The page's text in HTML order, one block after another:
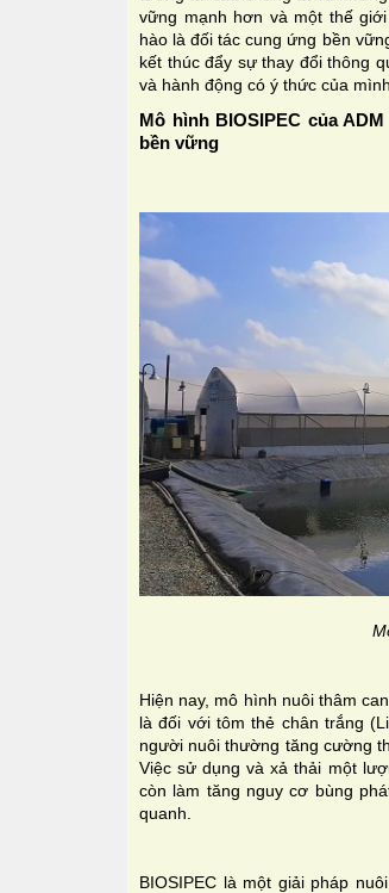
vững mạnh hơn và một thế
hào là đối tác cung ứng bền
kết thúc đẩy sự thay đổi thông
và hành động có ý thức của
Mô hình BIOSIPEC của
bền vững
Hiện nay, mô hình nuôi thâm
là đối với tôm thẻ chân trắng
người nuôi thường tăng cường
Việc sử dụng và xả thải một
còn làm tăng nguy cơ bùng
quanh.
BIOSIPEC là một giải pháp